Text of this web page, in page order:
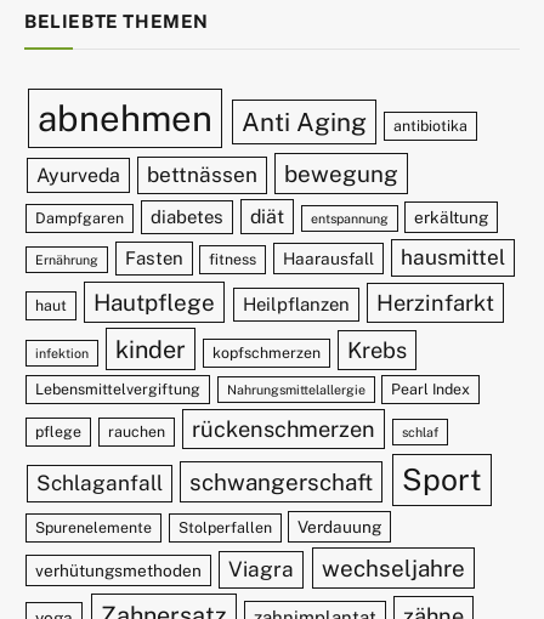
BELIEBTE THEMEN
abnehmen Anti Aging antibiotika
Ayurveda bettnässen bewegung
Dampfgaren diabetes diät entspannung erkältung
Ernährung Fasten fitness Haarausfall hausmittel
haut Hautpflege Heilpflanzen Herzinfarkt
infektion kinder kopfschmerzen Krebs
Lebensmittelvergiftung Nahrungsmittelallergie Pearl Index
pflege rauchen rückenschmerzen schlaf
Schlaganfall schwangerschaft Sport
Spurenelemente Stolperfallen Verdauung
verhütungsmethoden Viagra wechseljahre